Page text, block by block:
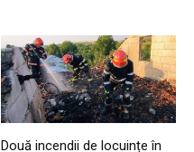
Două incendii de locuințe în